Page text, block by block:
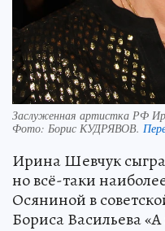
Заслуженная артистка РФ
Фото: Борис КУДРЯВОВ.
Ирина Шевчук
но всё-таки
Осяниной в
Бориса Васильева